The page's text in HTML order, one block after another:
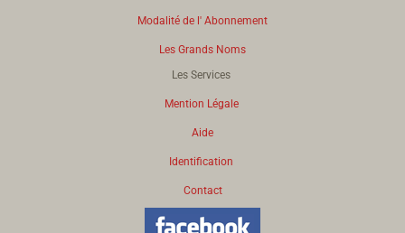
Modalité de l' Abonnement
Les Grands Noms
Les Services
Mention Légale
Aide
Identification
Contact